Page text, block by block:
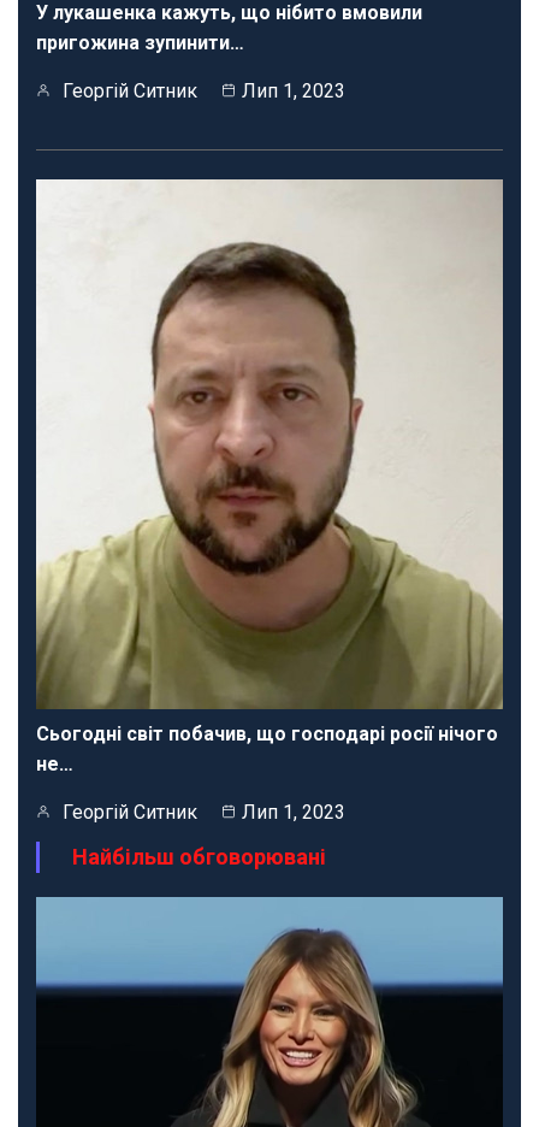
У лукашенка кажуть, що нібито вмовили
пригожина зупинити…
Георгій Ситник Лип 1, 2023
Сьогодні світ побачив, що господарі росії нічого
не…
Георгій Ситник Лип 1, 2023
Найбільш обговорювані